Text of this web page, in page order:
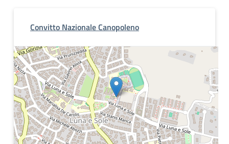
Convitto Nazionale Canopoleno